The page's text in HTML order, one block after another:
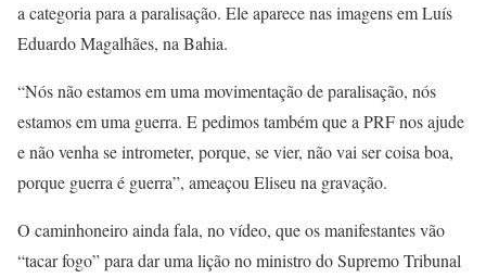
a categoria para a paralisação. Ele aparece nas imagens em Luís
Eduardo Magalhães, na Bahia.
“Nós não estamos em uma movimentação de paralisação, nós
estamos em uma guerra. E pedimos também que a PRF nos ajude
e não venha se intrometer, porque, se vier, não vai ser coisa boa,
porque guerra é guerra”, ameaçou Eliseu na gravação.
O caminhoneiro ainda fala, no vídeo, que os manifestantes vão
“tacar fogo” para dar uma lição no ministro do Supremo Tribunal